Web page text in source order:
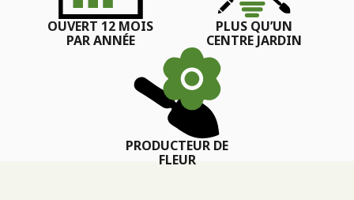
OUVERT 12 MOIS
PAR ANNÉE
PLUS QU’UN
CENTRE JARDIN
PRODUCTEUR DE
FLEUR